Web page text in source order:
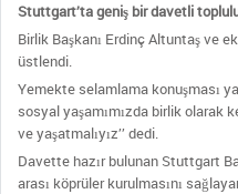
Stuttgart’ta geniş bir davetli
Birlik Başkanı Erdinç Altuntaş ve
üstlendi.
Yemekte selamlama konuşması
sosyal yaşamımızda birlik olarak
ve yaşatmalıyız’’ dedi.
Davette hazır bulunan Stuttgart
arası köprüler kurulmasını